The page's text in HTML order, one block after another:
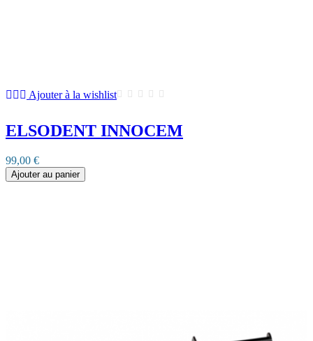
Ajouter à la wishlist
ELSODENT INNOCEM
99,00 €
Ajouter au panier